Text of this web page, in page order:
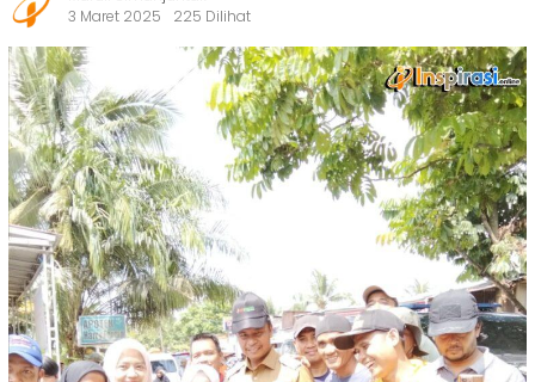
3 Maret 2025
225 Dilihat